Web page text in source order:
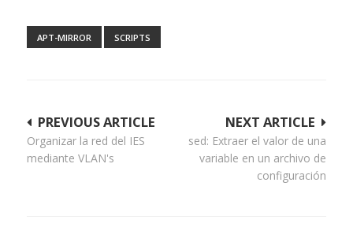
APT-MIRROR SCRIPTS
Navegación
de
NEXT ARTICLE
sed: Extraer el valor de una
variable en un archivo de
configuración
PREVIOUS ARTICLE
Organizar la red del IES
mediante VLAN's